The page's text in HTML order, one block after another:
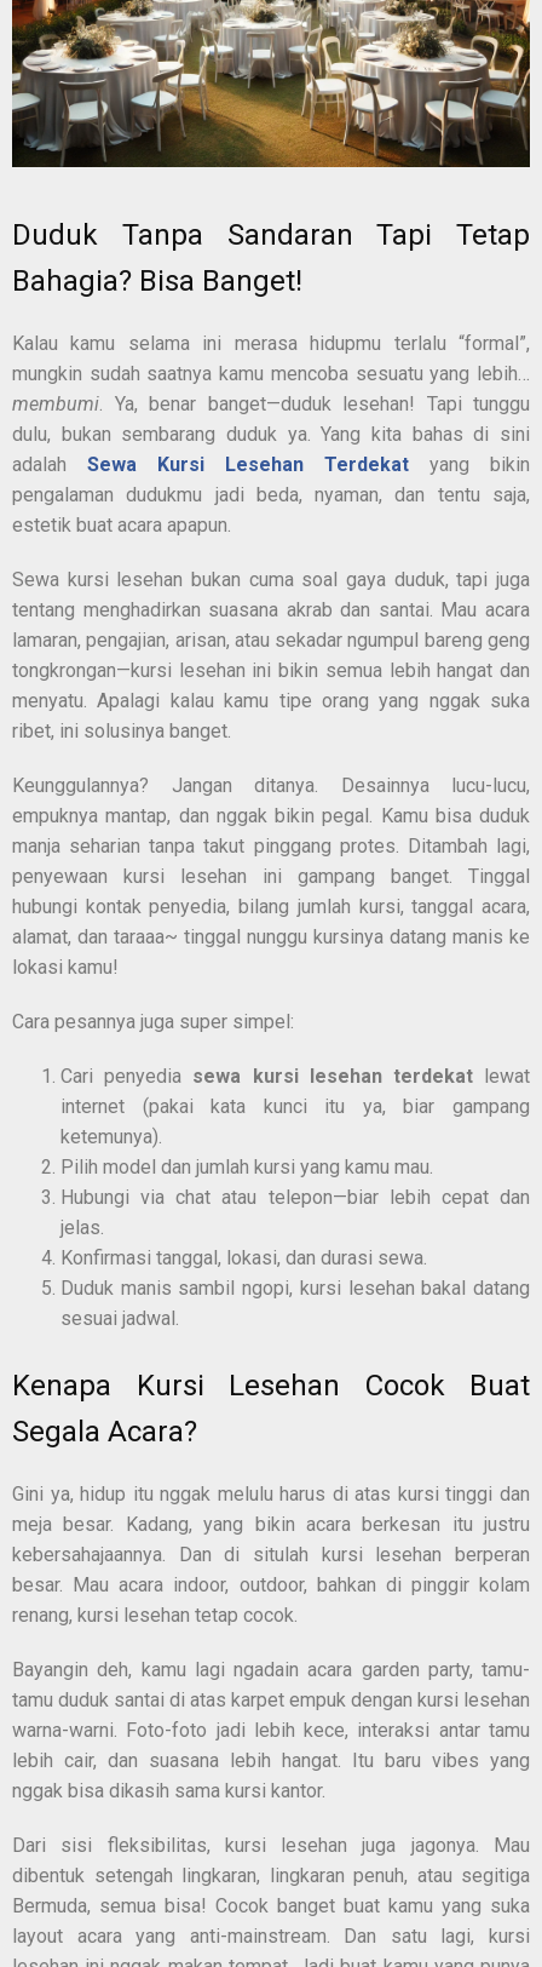
Duduk Tanpa Sandaran Tapi Tetap
Bahagia? Bisa Banget!
Kalau kamu selama ini merasa hidupmu terlalu “formal”,
mungkin sudah saatnya kamu mencoba sesuatu yang lebih…
membumi . Ya, benar banget—duduk lesehan! Tapi tunggu
dulu, bukan sembarang duduk ya. Yang kita bahas di sini
adalah Sewa Kursi Lesehan Terdekat yang bikin
pengalaman dudukmu jadi beda, nyaman, dan tentu saja,
estetik buat acara apapun.
Sewa kursi lesehan bukan cuma soal gaya duduk, tapi juga
tentang menghadirkan suasana akrab dan santai. Mau acara
lamaran, pengajian, arisan, atau sekadar ngumpul bareng geng
tongkrongan—kursi lesehan ini bikin semua lebih hangat dan
menyatu. Apalagi kalau kamu tipe orang yang nggak suka
ribet, ini solusinya banget.
Keunggulannya? Jangan ditanya. Desainnya lucu-lucu,
empuknya mantap, dan nggak bikin pegal. Kamu bisa duduk
manja seharian tanpa takut pinggang protes. Ditambah lagi,
penyewaan kursi lesehan ini gampang banget. Tinggal
hubungi kontak penyedia, bilang jumlah kursi, tanggal acara,
alamat, dan taraaa~ tinggal nunggu kursinya datang manis ke
lokasi kamu!
Cara pesannya juga super simpel:
Cari penyedia sewa kursi lesehan terdekatlewat
internet (pakai kata kunci itu ya, biar gampang
ketemunya).
Pilih model dan jumlah kursi yang kamu mau.
Hubungi via chat atau telepon—biar lebih cepat dan
jelas.
Konfirmasi tanggal, lokasi, dan durasi sewa.
Duduk manis sambil ngopi, kursi lesehan bakal datang
sesuai jadwal.
Kenapa Kursi Lesehan Cocok Buat
Segala Acara?
Gini ya, hidup itu nggak melulu harus di atas kursi tinggi dan
meja besar. Kadang, yang bikin acara berkesan itu justru
kebersahajaannya. Dan di situlah kursi lesehan berperan
besar. Mau acara indoor, outdoor, bahkan di pinggir kolam
renang, kursi lesehan tetap cocok.
Bayangin deh, kamu lagi ngadain acara garden party, tamu-
tamu duduk santai di atas karpet empuk dengan kursi lesehan
warna-warni. Foto-foto jadi lebih kece, interaksi antar tamu
lebih cair, dan suasana lebih hangat. Itu baru vibes yang
nggak bisa dikasih sama kursi kantor.
Dari sisi fleksibilitas, kursi lesehan juga jagonya. Mau
dibentuk setengah lingkaran, lingkaran penuh, atau segitiga
Bermuda, semua bisa! Cocok banget buat kamu yang suka
layout acara yang anti-mainstream. Dan satu lagi, kursi